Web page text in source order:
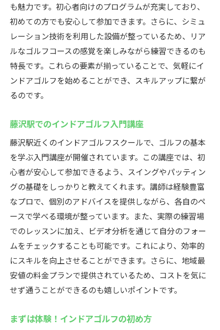
も魅力です。初心者向けのプログラムが充実しており、
初めての方でも安心して参加できます。さらに、シミュ
レーション技術を利用した設備が整っているため、リア
ルなゴルフコースの感覚を楽しみながら練習できるのも
特長です。これらの要素が揃っていることで、気軽にイ
ンドアゴルフを始めることができ、スキルアップに繋が
るのです。
藤沢駅でのインドアゴルフ入門講座
藤沢駅近くのインドアゴルフスクールで、ゴルフの基本
を学ぶ入門講座が開催されています。この講座では、初
心者が安心して参加できるよう、スイングやパッティン
グの基礎をしっかりと教えてくれます。講師は経験豊富
なプロで、個別のアドバイスを提供しながら、各自のペ
ースで学べる環境が整っています。また、実際の練習場
でのレッスンに加え、ビデオ分析を通じて自分のフォー
ムをチェックすることも可能です。これにより、効率的
にスキルを向上させることができます。さらに、地域最
安値の料金プランで提供されているため、コストを気に
せず通うことができるのも嬉しいポイントです。
まずは体験！インドアゴルフの初め方